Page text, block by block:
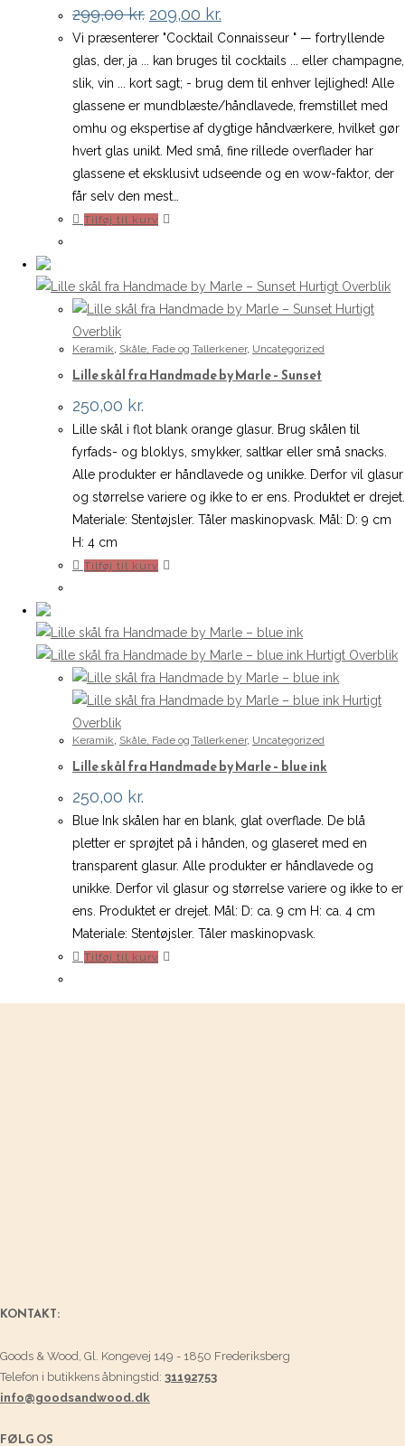
299,00kr. Den
oprindelige
pris
var:
299,00 kr..
209,00 kr.
aktuelle
pris
er:
209,00 kr..
Vi præsenterer "Cocktail Connaisseur " — fortryllende
glas, der, ja ... kan bruges til cocktails ... eller champagne,
slik, vin ... kort sagt; - brug dem til enhver lejlighed! Alle
glassene er mundblæste/håndlavede, fremstillet med
omhu og ekspertise af dygtige håndværkere, hvilket gør
hvert glas unikt. Med små, fine rillede overflader har
glassene et eksklusivt udseende og en wow-faktor, der
får selv den mest…
Tilføj til kurv
Hurtigt Overblik
Hurtigt
Overblik
Keramik Skåle, Fade og Tallerkener, Uncategorized
Lille skål fra Handmade by Marle – Sunset
250,00 kr.
Lille skål i flot blank orange glasur. Brug skålen til
fyrfads- og bloklys, smykker, saltkar eller små snacks.
Alle produkter er håndlavede og unikke. Derfor vil glasur
og størrelse variere og ikke to er ens. Produktet er drejet.
Materiale: Stentøjsler. Tåler maskinopvask. Mål: D: 9 cm
H: 4 cm
Tilføj til kurv
Hurtigt Overblik
Hurtigt
Overblik
Keramik Skåle, Fade og Tallerkener, Uncategorized
Lille skål fra Handmade by Marle – blue ink
250,00 kr.
Blue Ink skålen har en blank, glat overflade. De blå
pletter er sprøjtet på i hånden, og glaseret med en
transparent glasur. Alle produkter er håndlavede og
unikke. Derfor vil glasur og størrelse variere og ikke to er
ens. Produktet er drejet. Mål: D: ca. 9 cm H: ca. 4 cm
Materiale: Stentøjsler. Tåler maskinopvask.
Tilføj til kurv
KONTAKT:
Goods & Wood, Gl. Kongevej 149 - 1850 Frederiksberg
Telefon i butikkens åbningstid: 31192753
info@goodsandwood.dk
FØLG OS